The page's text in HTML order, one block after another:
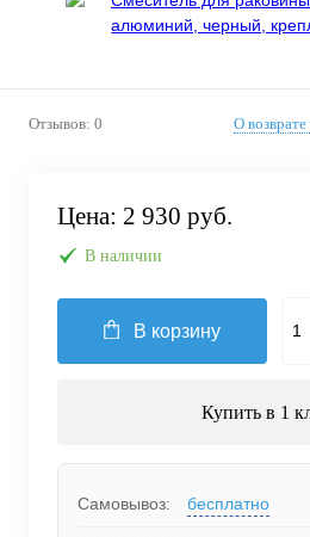
Отзывов: 0 О возврате
Цена: 2 930 руб.
В наличии
В корзину
Купить в 1
Самовывоз: бесплатно